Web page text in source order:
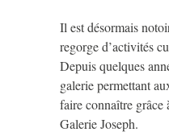
Il est désormais
regorge d’activités
Depuis quelques
galerie permettant
faire connaître grâce
Galerie Joseph.